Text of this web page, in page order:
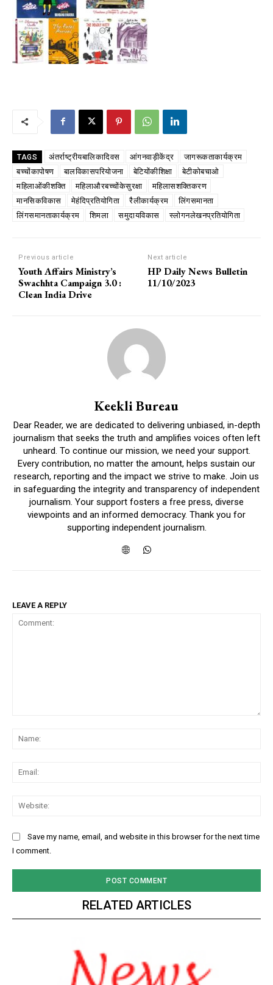
TAGS अंतर्राष्ट्रीयबालिकादिवस आंगनवाड़ीकेंद्र
जागरूकताकार्यक्रम
बच्चोंकापोषण
बालविकासपरियोजना बेटियोंकीशिक्षा
बेटीकोबचाओ
महिलाओंकीशक्ति
महिलाऔरबच्चोंकेसुरक्षा
महिलासशक्तिकरण
मानसिकविकास
मेहंदिप्रतियोगिता रैलीकार्यक्रम
लिंगसमानता
लिंगसमानताकार्यक्रम
शिमला समुदायविकास स्लोगनलेखनप्रतियोगिता
Previous article
Youth Affairs Ministry’s
Swachhta Campaign 3.0 :
Clean India Drive
Next article
HP Daily News Bulletin
11/10/2023
Keekli Bureau
Dear Reader, we are dedicated to delivering unbiased, in-depth
journalism that seeks the truth and amplifies voices often left
unheard. To continue our mission, we need your support.
Every contribution, no matter the amount, helps sustain our
research, reporting and the impact we strive to make. Join us
in safeguarding the integrity and transparency of independent
journalism. Your support fosters a free press, diverse
viewpoints and an informed democracy. Thank you for
supporting independent journalism.
LEAVE A REPLY
Save my name, email, and website in this browser for the next time
I comment.
RELATED ARTICLES